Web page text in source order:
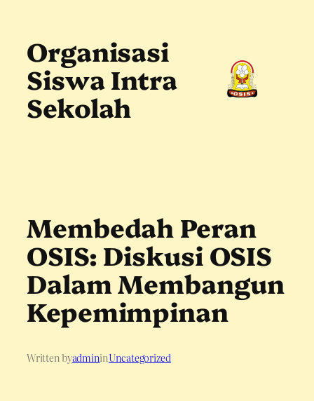
contentOrganisasi
Siswa Intra
Sekolah
Membedah Peran
OSIS: Diskusi OSIS
Dalam Membangun
Kepemimpinan
Written byadmininUncategorized